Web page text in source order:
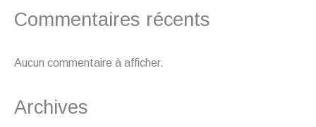
Commentaires récents
Aucun commentaire à afficher.
Archives